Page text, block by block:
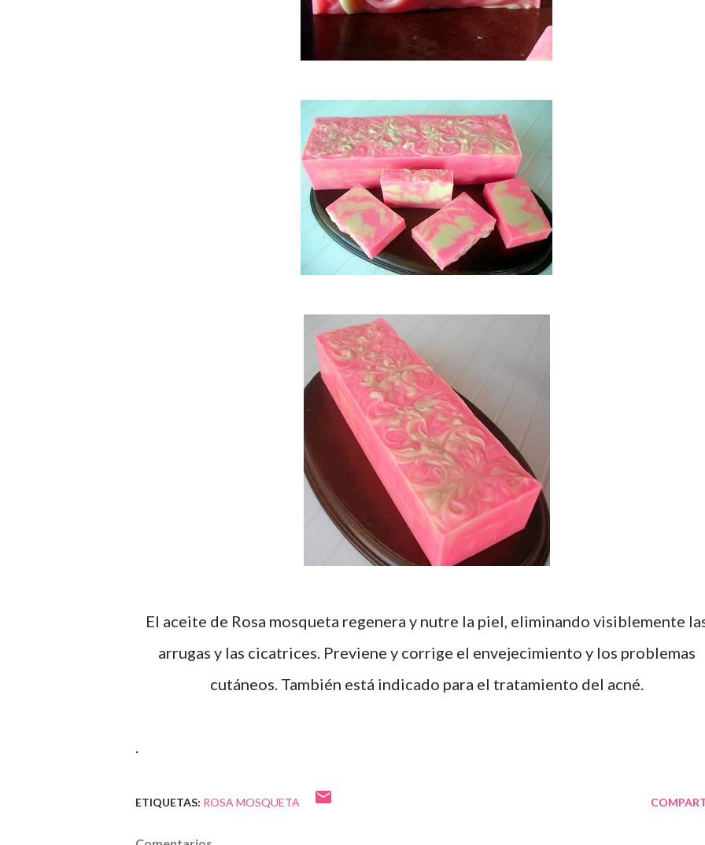
El aceite de Rosa mosqueta regenera y nutre la piel, eliminando visiblemente las
arrugas y las cicatrices. Previene y corrige el envejecimiento y los problemas
cutáneos. También está indicado para el tratamiento del acné.
.
ETIQUETAS: ROSA MOSQUETA